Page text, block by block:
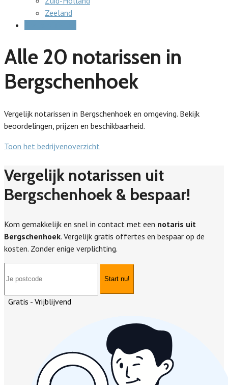
Zeeland
Alle 20 notarissen in
Bergschenhoek
Vergelijk notarissen in Bergschenhoek en omgeving. Bekijk
beoordelingen, prijzen en beschikbaarheid.
Toon het bedrijvenoverzicht
Vergelijk notarissen uit
Bergschenhoek & bespaar!
Kom gemakkelijk en snel in contact met een notaris uit
Bergschenhoek. Vergelijk gratis offertes en bespaar op de
kosten. Zonder enige verplichting.
Start nu!
Gratis - Vrijblijvend